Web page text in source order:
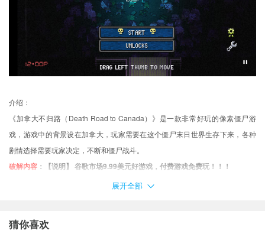
介绍：
《加拿大不归路（Death Road to Canada）》是一款非常好玩的像素僵尸游
戏，游戏中的背景设在加拿大，玩家需要在这个僵尸末日世界生存下来，各种
剧情选择需要玩家决定，不断和僵尸战斗。
破解内容 ：【说明】 谷歌市场9.99美元好游戏，付费游戏免费玩！！！
各种剧情选择需要玩家决定
展开全部
猜你喜欢